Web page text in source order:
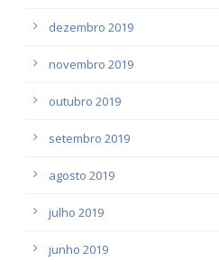
dezembro 2019
novembro 2019
outubro 2019
setembro 2019
agosto 2019
julho 2019
junho 2019